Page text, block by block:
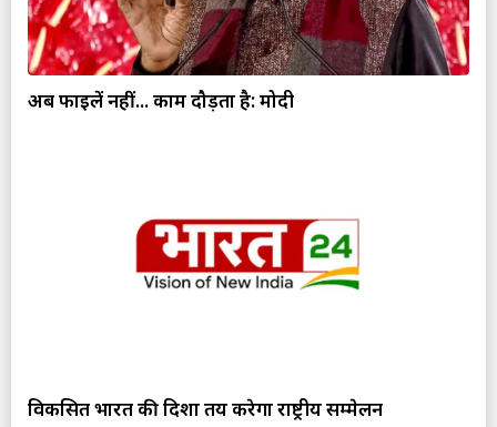
अब फाइलें नहीं... काम दौड़ता है: मोदी
विकसित भारत की दिशा तय करेगा राष्ट्रीय सम्मेलन